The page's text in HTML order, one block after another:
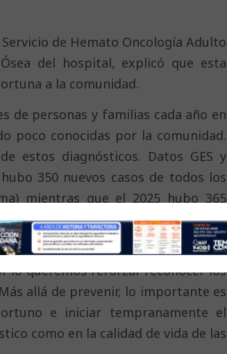
de Hemato Oncología Adulto
del hospital, explicó que esta
a la comunidad.
de personas y familias cada año en
poco conocidas por la comunidad.
estos diagnósticos. Datos GES y
350 nuevos casos de todos los
mientras que el 2025 hubo 365
a que los síntomas iniciales suelen
lo queremos reforzar reconocer los
allá de prevenir, lo importante es
e iniciar tempranamente el
como en la calidad de vida de las